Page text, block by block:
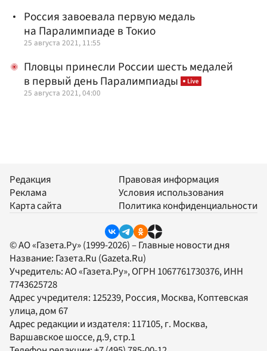
Россия завоевала первую медаль
на Паралимпиаде в Токио
25 августа 2021, 11:55
Пловцы принесли России шесть медалей
в первый день Паралимпиады
25 августа 2021, 04:00
Редакция
Реклама
Карта сайта
Правовая информация
Условия использования
Политика конфиденциальности
© АО «Газета.Ру» (1999-2026) – Главные новости дня
Название: Газета.Ru (Gazeta.Ru)
Учредитель:АО «Газета.Ру», ОГРН 1067761730376, ИНН
7743625728
Адрес учредителя: 125239, Россия, Москва, Коптевская
улица, дом 67
Адрес редакции и издателя: 117105, г. Москва,
Варшавское шоссе, д.9, стр.1